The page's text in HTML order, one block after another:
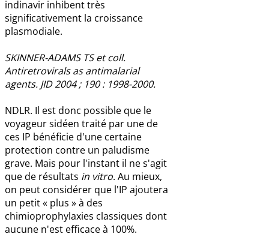
indinavir inhibent très
significativement la croissance
plasmodiale.
SKINNER-ADAMS TS et coll.
Antiretrovirals as antimalarial
agents. JID 2004 ; 190 : 1998-2000.
NDLR. Il est donc possible que le
voyageur sidéen traité par une de
ces IP bénéficie d'une certaine
protection contre un paludisme
grave. Mais pour l'instant il ne s'agit
que de résultats in vitro. Au mieux,
on peut considérer que l'IP ajoutera
un petit « plus » à des
chimioprophylaxies classiques dont
aucune n'est efficace à 100%.